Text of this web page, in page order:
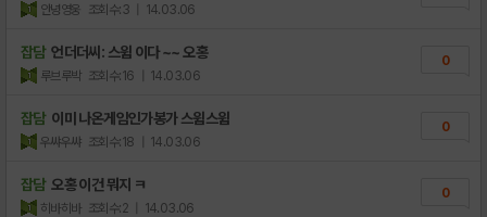
안녕영웅 조회수:3 | 14.03.06
잡담 언더더씨: 스윔 이다 ~~ 오홍
루브루박 조회수:16 | 14.03.06
0
잡담 이미 나온게임인가봉가 스윔스윔
우쌰우쌰 조회수:18 | 14.03.06
0
잡담 오홍 이건 뭐지 ㅋ
히바히바 조회수:2 | 14.03.06
0